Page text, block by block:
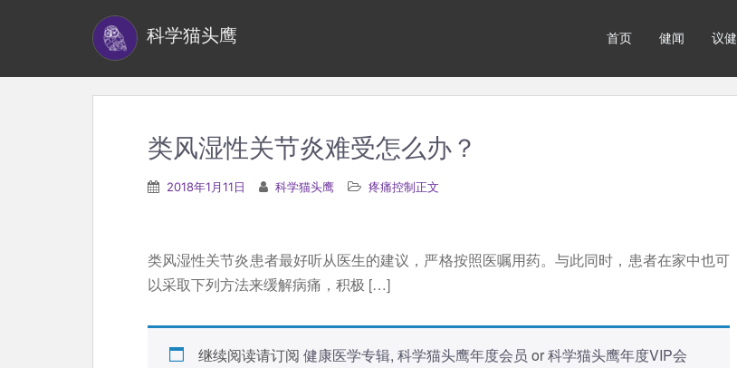
科学猫头鹰 首页 健闻 议健
类风湿性关节炎难受怎么办？
2018年1月11日 科学猫头鹰 疼痛控制正文
类风湿性关节炎患者最好听从医生的建议，严格按照医嘱用药。与此同时，患者在家中也可
以采取下列方法来缓解病痛，积极 […]
继续阅读请订阅 健康医学专辑, 科学猫头鹰年度会员 or科学猫头鹰年度VIP会